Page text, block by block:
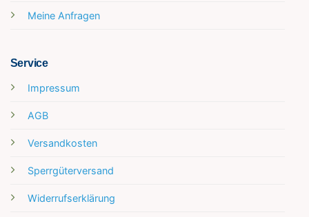
Meine Anfragen
Service
Impressum
AGB
Versandkosten
Sperrgüterversand
Widerrufserklärung